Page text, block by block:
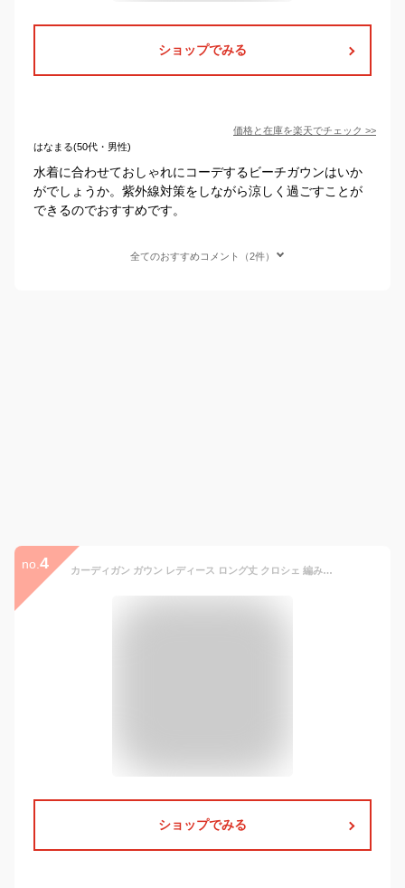
ショップでみる
価格と在庫を楽天でチェック >>
はなまる(50代・男性)
水着に合わせておしゃれにコーデするビーチガウンはいか
がでしょうか。紫外線対策をしながら涼しく過ごすことが
できるのでおすすめです。
全てのおすすめコメント（2件）
no. 4 カーディガン ガウン レディース ロング丈 クロシェ 編み ロングカーデ レース 透け ビーチファッション 水着の上から スリット入り フリンジ サマーカーデ ママコーデ 薄手 7分袖 羽織 体型カバー ゆったり 上品 総柄 刺繍 エレガント リラックス 海 プール ビーチ 春 夏 白
ショップでみる